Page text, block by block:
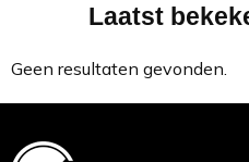
Minimale afname: 1
Laatst
Geen resultaten gevonden.